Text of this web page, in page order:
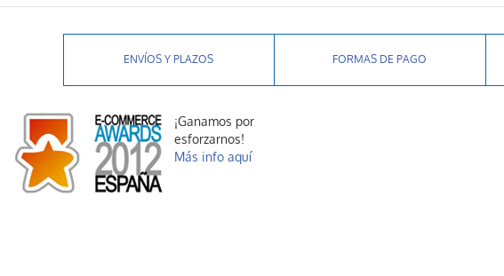
ENVÍOS Y PLAZOS FORMAS DE PAGO
¡Ganamos por
esforzarnos!
Más info aquí